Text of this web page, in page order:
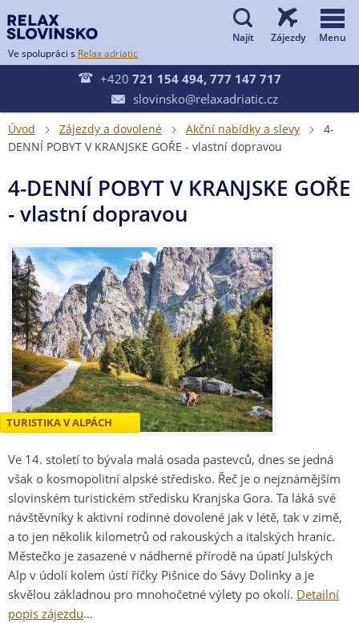
Ve spolupráci s Relax adriatic
 
 +420 721 154 494, 777 147 717
 slovinsko@relaxadriatic.cz
Úvod  Zájezdy a dovolené  Akční nabídky a slevy 
4-
DENNÍ POBYT V KRANJSKE GOŘE - vlastní dopravou
4-DENNÍ POBYT V KRANJSKE GOŘE
- vlastní dopravou
TURISTIKA V ALPÁCH
Ve 14. století to bývala malá osada pastevců, dnes se jedná
však o kosmopolitní alpské středisko. Řeč je o nejznámějším
slovinském turistickém středisku Kranjska Gora. Ta láká své
návštěvníky k aktivní rodinné dovolené jak v létě, tak v zimě,
a to jen několik kilometrů od rakouských a italských hranic.
Městečko je zasazené v nádherné přírodě na úpatí Julských
Alp v údolí kolem ústí říčky Pišnice do Sávy Dolinky a je
skvělou základnou pro mnohočetné výlety po okolí. Detailní
popis zájezdu…